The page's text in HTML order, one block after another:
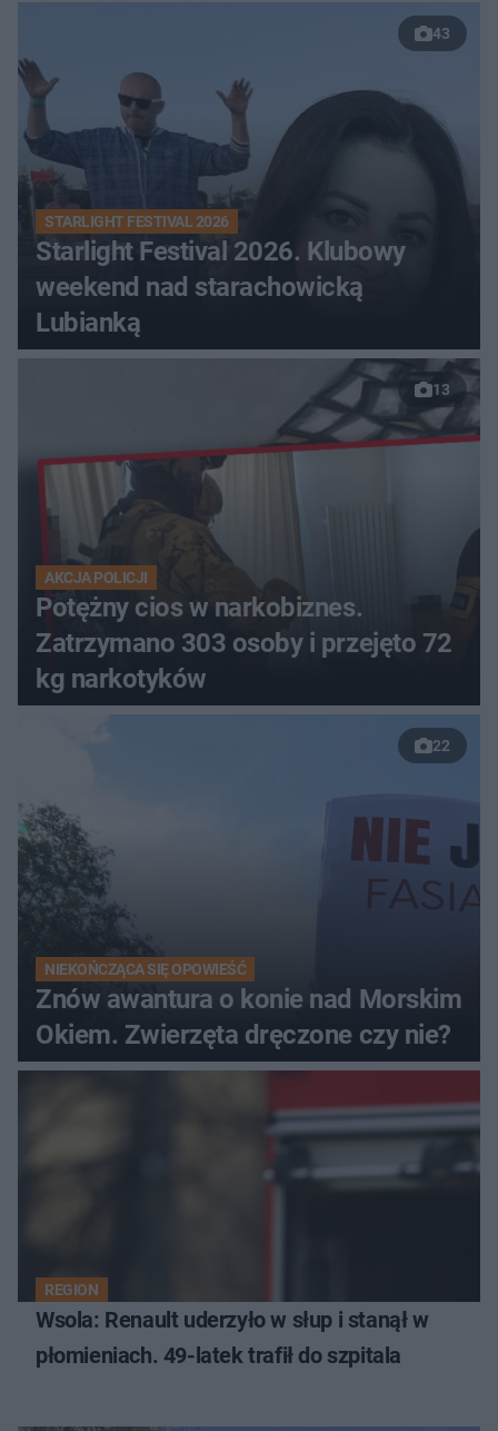
43
STARLIGHT FESTIVAL 2026
Starlight Festival 2026. Klubowy
weekend nad starachowicką
Lubianką
13
AKCJA POLICJI
Potężny cios w narkobiznes.
Zatrzymano 303 osoby i przejęto 72
kg narkotyków
22
NIEKOŃCZĄCA SIĘ OPOWIEŚĆ
Znów awantura o konie nad Morskim
Okiem. Zwierzęta dręczone czy nie?
REGION
Wsola: Renault uderzyło w słup i stanął w
płomieniach. 49-latek trafił do szpitala